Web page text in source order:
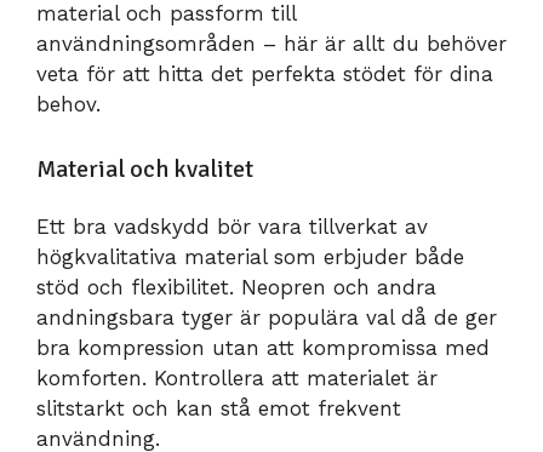
material och passform till
användningsområden – här är allt du behöver
veta för att hitta det perfekta stödet för dina
behov.
Material och kvalitet
Ett bra vadskydd bör vara tillverkat av
högkvalitativa material som erbjuder både
stöd och flexibilitet. Neopren och andra
andningsbara tyger är populära val då de ger
bra kompression utan att kompromissa med
komforten. Kontrollera att materialet är
slitstarkt och kan stå emot frekvent
användning.